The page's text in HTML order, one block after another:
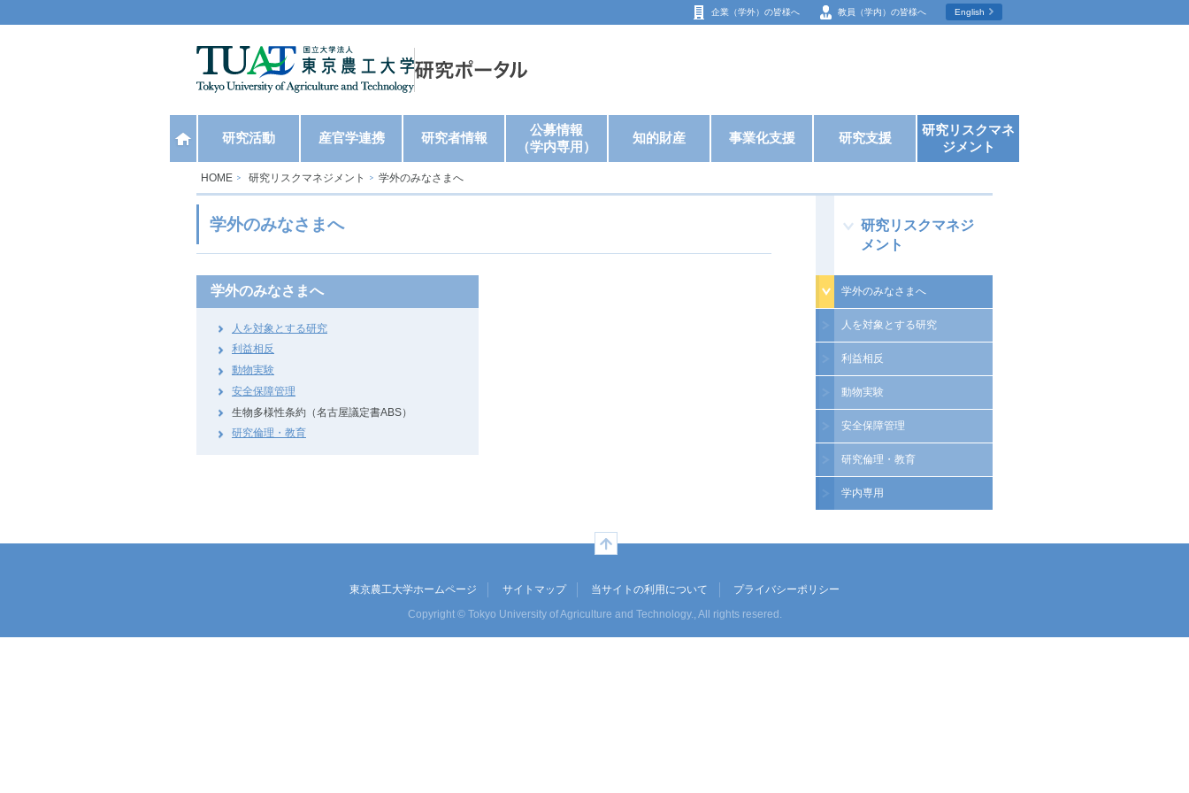
企業（学外）の皆様へ 教員（学内）の皆様へ English
ホーム研究活動 産官学連携 研究者情報
公募情報
（学内専用）
知的財産 事業化支援 研究支援
研究リスクマネ
ジメント
HOME 研究リスクマネジメント 学外のみなさまへ
学外のみなさまへ
学外のみなさまへ
人を対象とする研究
利益相反
動物実験
安全保障管理
生物多様性条約（名古屋議定書ABS）
研究倫理・教育
研究リスクマネジ
メント
学外のみなさまへ
人を対象とする研究
利益相反
動物実験
安全保障管理
研究倫理・教育
学内専用
東京農工大学ホームページ サイトマップ 当サイトの利用について プライバシーポリシー
Copyright © Tokyo University of Agriculture and Technology., All rights resered.